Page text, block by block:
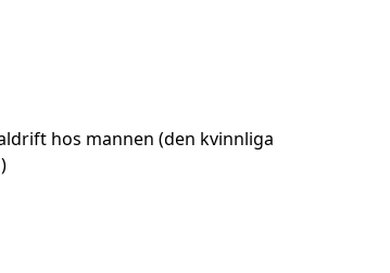
hos mannen (den kvinnliga